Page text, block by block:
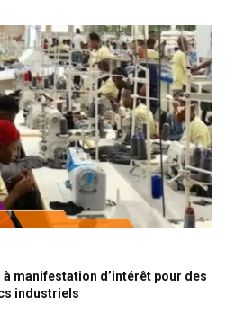
à manifestation d’intérêt pour des
industriels